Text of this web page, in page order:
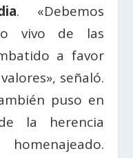
. «Debemos
vivo de las
a favor
señaló.
puso en
la herencia